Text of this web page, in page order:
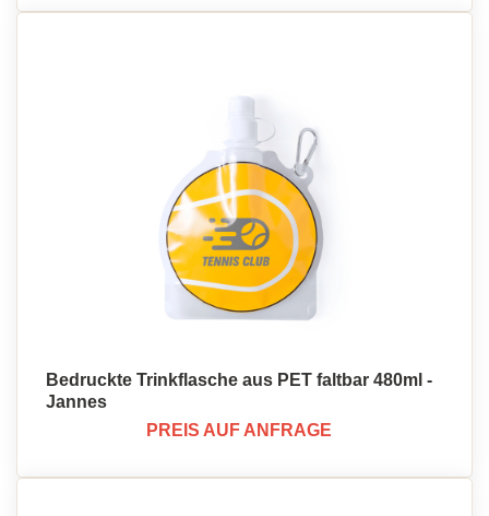
Bedruckte Trinkflasche aus PET faltbar 480ml -
Jannes
PREIS AUF ANFRAGE